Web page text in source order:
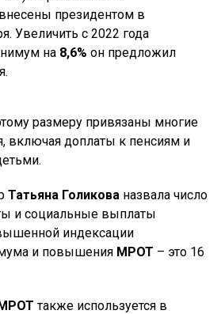
президентом в
Увеличить с 2022 года
на 8,6% он предложил
размеру привязаны многие
включая доплаты к пенсиям и
Татьяна Голикова назвала число
и социальные выплаты
индексации
и повышения МРОТ – это 16
также используется в